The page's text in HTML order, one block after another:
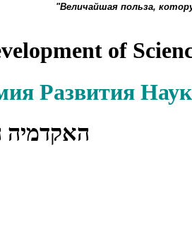
"Величайшая польза,
of
Развития
האקדמיה